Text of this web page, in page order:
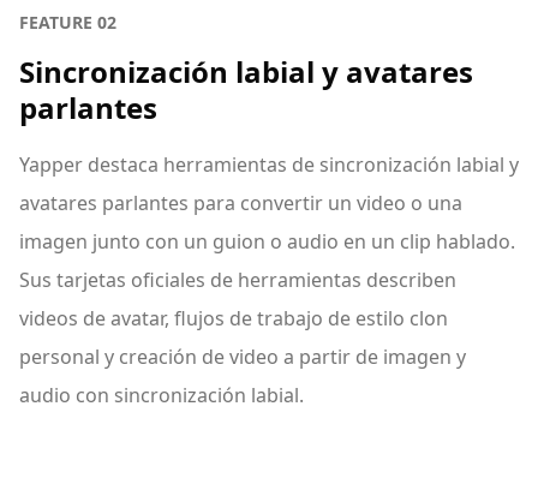
FEATURE 02
Sincronización labial y avatares
parlantes
Yapper destaca herramientas de sincronización labial y
avatares parlantes para convertir un video o una
imagen junto con un guion o audio en un clip hablado.
Sus tarjetas oficiales de herramientas describen
videos de avatar, flujos de trabajo de estilo clon
personal y creación de video a partir de imagen y
audio con sincronización labial.